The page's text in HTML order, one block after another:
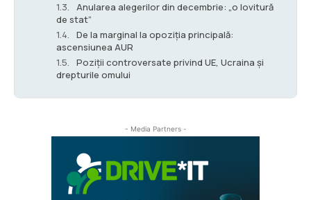
Anularea alegerilor din decembrie: „o lovitură
de stat”
De la marginal la opoziția principală:
ascensiunea AUR
Poziții controversate privind UE, Ucraina și
drepturile omului
- Media Partners -